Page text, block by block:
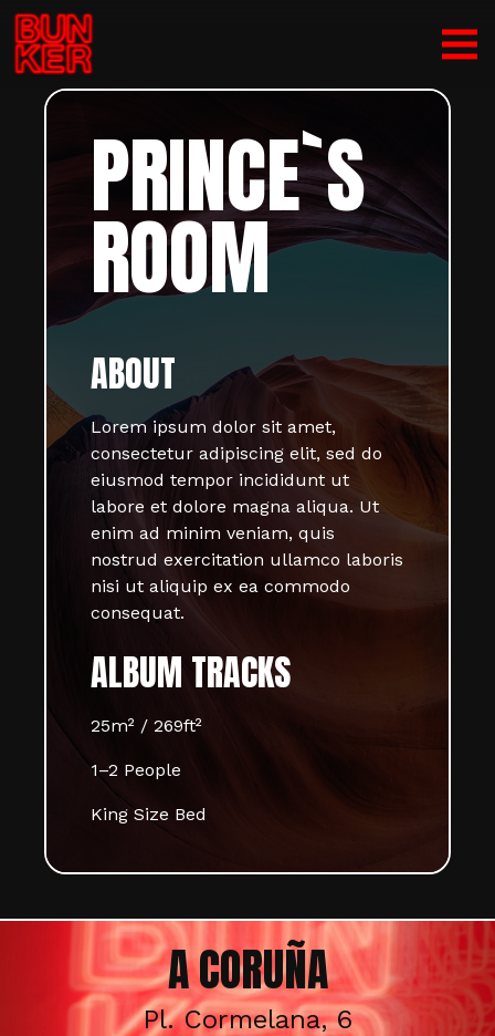
PRINCE`S
ROOM
ABOUT
Lorem ipsum dolor sit amet,
consectetur adipiscing elit, sed do
eiusmod tempor incididunt ut
labore et dolore magna aliqua. Ut
enim ad minim veniam, quis
nostrud exercitation ullamco laboris
nisi ut aliquip ex ea commodo
consequat.
ALBUM TRACKS
25m² / 269ft²
1–2 People
King Size Bed
A CORUÑA
Pl. Cormelana, 6